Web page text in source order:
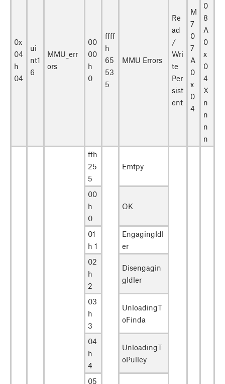
0x
04
h
04
ui
nt1
6
MMU_err
ors
00
00
h
0
ffff
h
65
53
5
MMU Errors
Re
ad
/
Wri
te
Per
sist
ent
M
7
0
7
A
0
x
0
4
0
8
A
0
x
0
4
X
n
n
n
n
ffh
25
5
Emtpy
00
h
0
OK
01
h 1
EngagingIdl
er
02
h
2
Disengagin
gIdler
03
h
3
UnloadingT
oFinda
04
h
4
UnloadingT
oPulley
05